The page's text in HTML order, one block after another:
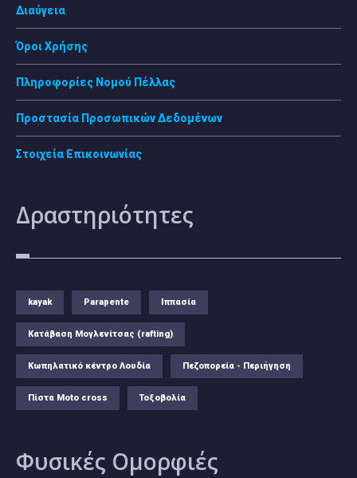
Διαύγεια
Όροι Χρήσης
Πληροφορίες Νομού Πέλλας
Προστασία Προσωπικών Δεδομένων
Στοιχεία Επικοινωνίας
Δραστηριότητες
kayak Parapente Ιππασία
Κατάβαση Μογλενίτσας (rafting)
Κωπηλατικό κέντρο Λουδία Πεζοπορεία - Περιήγηση
Πίστα Moto cross Τοξοβολία
Φυσικές Ομορφιές